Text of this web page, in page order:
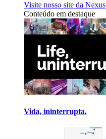
Visite nosso site da Nexus
Conteúdo em destaque
Vida, ininterrupta.